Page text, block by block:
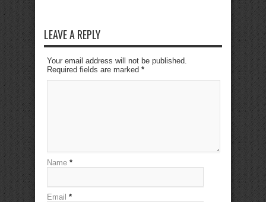
LEAVE A REPLY
Your email address will not be published.
Required fields are marked *
Name *
Email *